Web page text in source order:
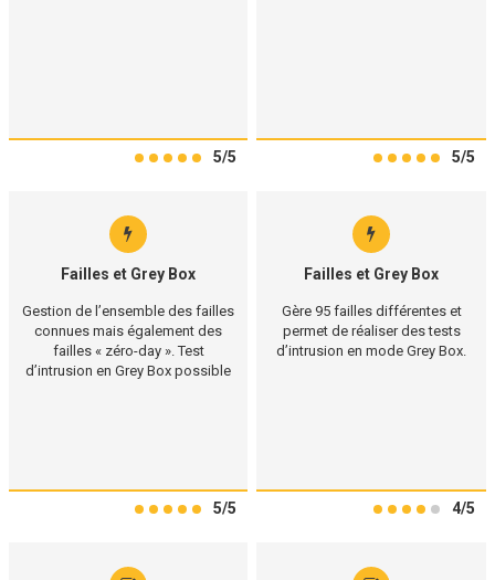
5/5 5/5
Failles et Grey Box
Gestion de l’ensemble des failles
connues mais également des
failles « zéro-day ». Test
d’intrusion en Grey Box possible
5/5
Failles et Grey Box
Gère 95 failles différentes et
permet de réaliser des tests
d’intrusion en mode Grey Box.
4/5